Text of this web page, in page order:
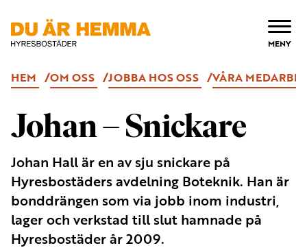
ÖPPNA
MENY
HEM OM OSS JOBBA HOS OSS VÅRA
Johan – Snickare
Johan Hall är en av sju snickare på
Hyresbostäders avdelning Boteknik. Han är
bonddrängen som via jobb inom industri,
lager och verkstad till slut hamnade på
Hyresbostäder år 2009.